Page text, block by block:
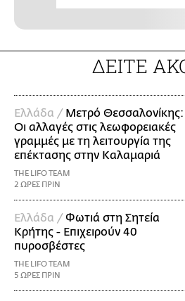
ΔΕΙΤΕ
Ελλάδα / Μετρό Θεσσαλονίκης:
Οι αλλαγές στις λεωφορειακές
γραμμές με τη λειτουργία της
επέκτασης στην Καλαμαριά
THE LIFO TEAM
2 ΩΡΕΣ ΠΡΙΝ
Ελλάδα /Φωτιά στη Σητεία
Κρήτης - Επιχειρούν 40
πυροσβέστες
THE LIFO TEAM
5 ΩΡΕΣ ΠΡΙΝ